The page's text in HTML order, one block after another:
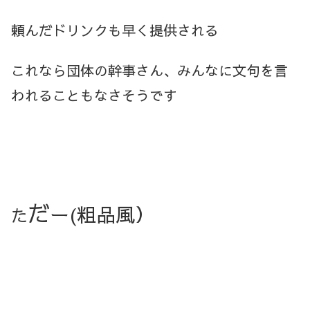
頼んだドリンクも早く提供される
これなら団体の幹事さん、みんなに文句を言
われることもなさそうです
ただー(粗品風）